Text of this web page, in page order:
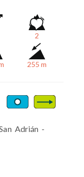
2
255 m
Adrián -